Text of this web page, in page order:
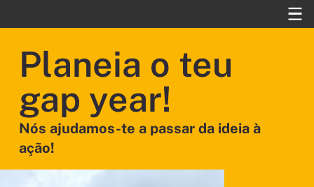
Planeia o teu
gap year!
Nós ajudamos-te a passar da ideia à
ação!